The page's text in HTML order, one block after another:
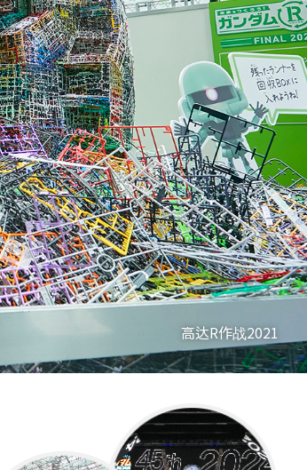
高达R作战2021
废弃流道的回收箱
“ECOPLA拼装体验会”示意图
高达R作战2021